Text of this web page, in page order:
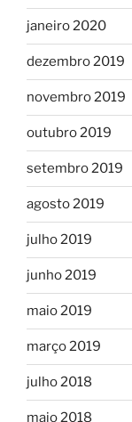
janeiro 2020
dezembro 2019
novembro 2019
outubro 2019
setembro 2019
agosto 2019
julho 2019
junho 2019
maio 2019
março 2019
julho 2018
maio 2018